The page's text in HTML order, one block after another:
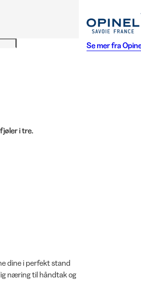
i tre.
dine i perfekt stand
næring til håndtak og
Se mer fra